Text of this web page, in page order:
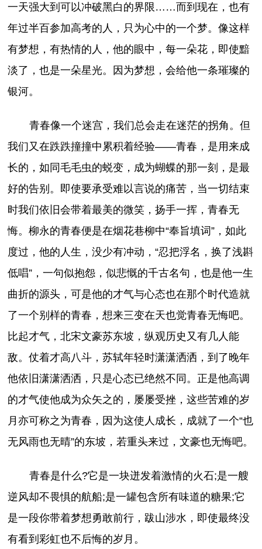
一天强大到可以冲破黑白的界限……而到现在，也有
年过半百参加高考的人，只为心中的一个梦。像这样
有梦想，有热情的人，他的眼中，每一朵花，即使黯
淡了，也是一朵星光。因为梦想，会给他一条璀璨的
银河。
青春像一个迷宫，我们总会走在迷茫的拐角。但
我们又在跌跌撞撞中累积着经验——青春，是用来成
长的，如同毛毛虫的蜕变，成为蝴蝶的那一刻，是最
好的告别。即使要承受难以言说的痛苦，当一切结束
时我们依旧会带着最美的微笑，扬手一挥，青春无
悔。柳永的青春便是在烟花巷柳中“奉旨填词”，如此
度过，他的人生，没少有冲动，“忍把浮名，换了浅斟
低唱”，一句似抱怨，似悲慨的千古名句，也是他一生
曲折的源头，可是他的才气与心态也在那个时代造就
了一个别样的青春，想来三变在天也觉青春无悔吧。
比起才气，北宋文豪苏东坡，纵观历史又有几人能
敌。仗着才高八斗，苏轼年轻时潇潇洒洒，到了晚年
他依旧潇潇洒洒，只是心态已绝然不同。正是他高调
的才气使他成为众矢之的，屡屡受挫，这些苦难的岁
月亦可称之为青春，因为这使人成长，成就了一个“也
无风雨也无晴”的东坡，若重头来过，文豪也无悔吧。
青春是什么?它是一块迸发着激情的火石;是一艘
逆风却不畏惧的航船;是一罐包含所有味道的糖果;它
是一段你带着梦想勇敢前行，跋山涉水，即使最终没
有看到彩虹也不后悔的岁月。